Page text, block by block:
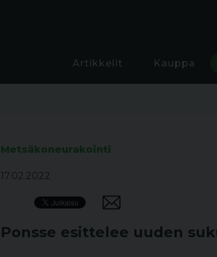
Artikkelit Kauppa
Metsäkoneurakointi
17.02.2022
Ponsse esittelee uuden